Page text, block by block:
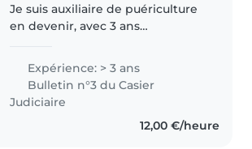
Je suis auxiliaire de puériculture
en devenir, avec 3 ans
petits, de l'enfant en âge de
marche à l'âge pré-scolaire.
Apaisante et patiente, j'adore
partager..
Expérience: > 3 ans
Bulletin n°3 du Casier
Judiciaire
12,00 €/heure